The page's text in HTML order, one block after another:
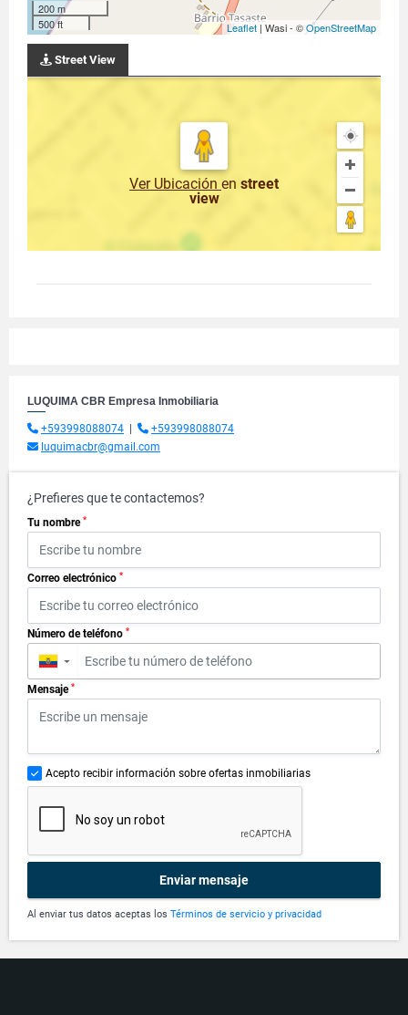
200 m
500 ft
Leaflet | Wasi - ©OpenStreetMap
Street View
Ver Ubicación en street
view
LUQUIMA CBR Empresa Inmobiliaria
+593998088074
+593998088074
luquimacbr@gmail.com
¿Prefieres que te contactemos?
Tu nombre *
Correo electrónico *
Número de teléfono *
▼
Mensaje *
Acepto recibir información sobre ofertas inmobiliarias
Enviar mensaje
Al enviar tus datos aceptas los Términos de servicio y privacidad